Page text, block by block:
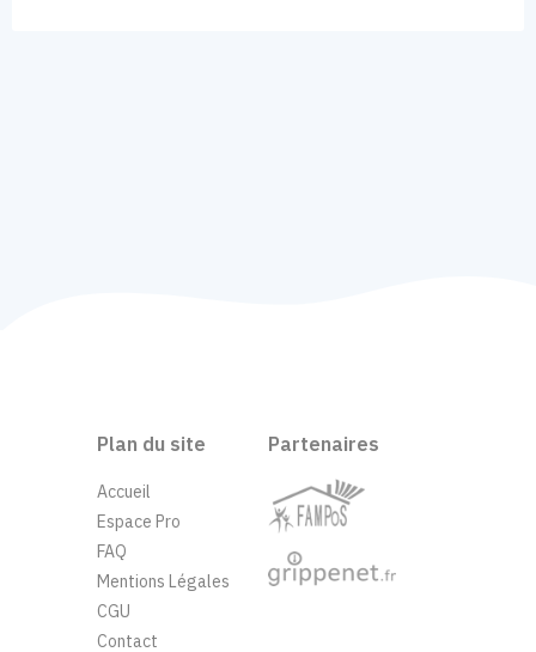
Plan du site
Accueil
Espace Pro
FAQ
Mentions Légales
CGU
Contact
Partenaires